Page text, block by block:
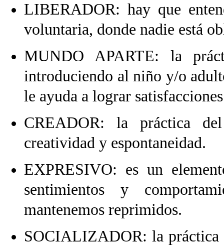
LIBERADOR: hay que
voluntaria, donde nadie está
MUNDO APARTE: la
introduciendo al niño y/o
le ayuda a lograr
CREADOR: la práctica
creatividad y espontaneidad.
EXPRESIVO: es un
sentimientos y
mantenemos reprimidos.
SOCIALIZADOR: la práctica